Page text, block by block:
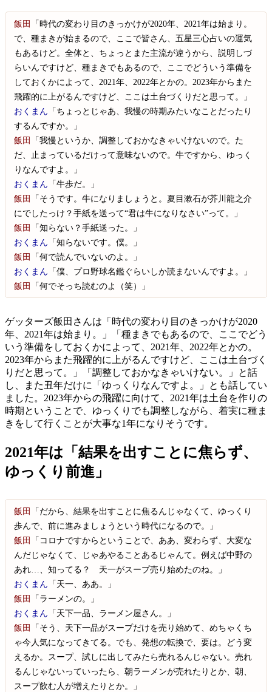
飯田
「時代の変わり目のきっかけが2020年、2021年は始まり。
で、種まきが始まるので、ここで皆さん、五星三心占いの運気
もあるけど。全体と、ちょっとまた主流が違うから、説明しづ
らいんですけど、種まきでもあるので、ここでどういう準備を
しておくかによって、2021年、2022年とかの。2023年からまた
飛躍的に上がるんですけど、ここは土台づくりだと思って。」
おくまん 「ちょっとじゃあ、我慢の時期みたいなことだったり
するんですか。」
飯田
「我慢というか、調整しておかなきゃいけないので。た
だ、止まっているだけって意味ないので。牛ですから、ゆっく
りなんですよ。」
おくまん 「牛歩だ。」
飯田
「そうです。牛になりましょうと。夏目漱石が芥川龍之介
にでしたっけ？手紙を送って“君は牛になりなさい”って。」
飯田
「知らない？手紙送った。」
おくまん 「知らないです。僕。」
飯田
「何で読んでいないのよ。」
おくまん 「僕、プロ野球名鑑ぐらいしか読まないんですよ。」
飯田
「何でそっち読むのよ（笑）」
ゲッターズ飯田さんは「時代の変わり目のきっかけが2020
年、2021年は始まり。」「種まきでもあるので、ここでどう
いう準備をしておくかによって、2021年、2022年とかの。
2023年からまた飛躍的に上がるんですけど、ここは土台づく
りだと思って。」「調整しておかなきゃいけない。」と話
し、また丑年だけに「ゆっくりなんですよ。」とも話してい
ました。2023年からの飛躍に向けて、2021年は土台を作りの
時期ということで、ゆっくりでも調整しながら、着実に種ま
きをして行くことが大事な1年になりそうです。
2021年は「結果を出すことに焦らず、
ゆっくり前進」
飯田
「だから、結果を出すことに焦るんじゃなくて、ゆっくり
歩んで、前に進みましょうという時代になるので。」
飯田
「コロナですからということで、ああ、変わらず、大変な
んだじゃなくて、じゃあやることあるじゃんて。例えば中野の
あれ…、知ってる？ 天一がスープ売り始めたのね。」
おくまん 「天一、ああ。」
飯田
「ラーメンの。」
おくまん 「天下一品、ラーメン屋さん。」
飯田
「そう、天下一品がスープだけを売り始めて、めちゃくち
ゃ今人気になってきてる。でも、発想の転換で、要は。どう変
えるか。スープ、試しに出してみたら売れるんじゃない。売れ
るんじゃないっていったら、朝ラーメンが売れたりとか、朝、
スープ飲む人が増えたりとか。」